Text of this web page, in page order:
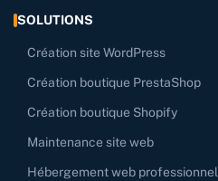
SOLUTIONS
Création site WordPress
Création boutique PrestaShop
Création boutique Shopify
Maintenance site web
Hébergement web professionnel